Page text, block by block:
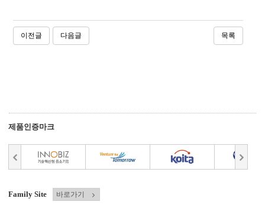
이전글 다음글 목록
제품인증마크
Family Site 바로가기